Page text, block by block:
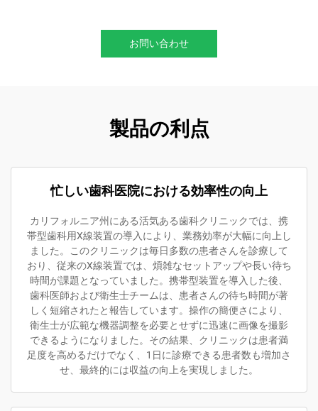
お問い合わせ
製品の利点
忙しい歯科医院における効率性の向上
カリフォルニア州にある活気ある歯科クリニックでは、携
帯型歯科用X線装置の導入により、業務効率が大幅に向上し
ました。このクリニックは毎日多数の患者さんを診療して
おり、従来のX線装置では、煩雑なセットアップや長い待ち
時間が課題となっていました。携帯型装置を導入した後、
歯科医師および衛生士チームは、患者さんの待ち時間が著
しく短縮されたと報告しています。操作の簡便さにより、
衛生士が広範な機器調整を必要とせずに迅速に画像を撮影
できるようになりました。その結果、クリニックは患者満
足度を高めるだけでなく、1日に診療できる患者数も増加さ
せ、最終的には収益の向上を実現しました。